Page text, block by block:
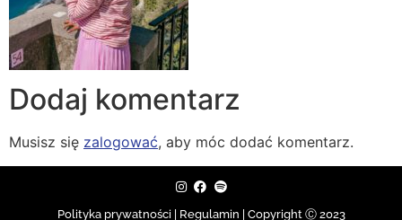
Dodaj komentarz
Musisz się zalogować, aby móc dodać komentarz.
Polityka prywatności | Regulamin | Copyright Ⓒ 2023